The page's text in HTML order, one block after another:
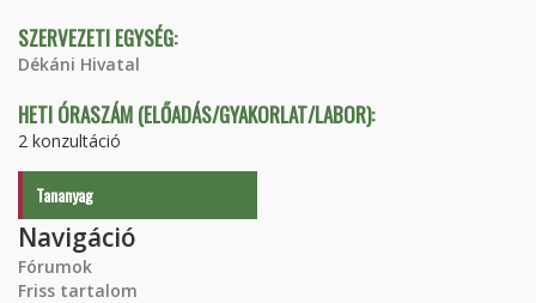
SZERVEZETI EGYSÉG:
Dékáni Hivatal
HETI ÓRASZÁM (ELŐADÁS/GYAKORLAT/LABOR):
2 konzultáció
Tananyag
Navigáció
Fórumok
Friss tartalom